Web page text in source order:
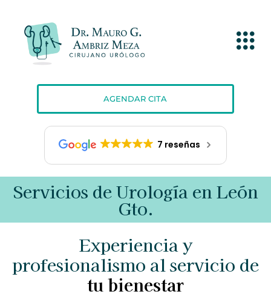
AGENDAR CITA
7 reseñas
Servicios de Urología en León
Gto.
Experiencia y
profesionalismo al servicio de
tu bienestar